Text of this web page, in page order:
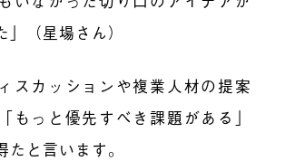
（星場さん）
スカッションや複業人材の提案
もっと優先すべき課題がある」
たと言います。